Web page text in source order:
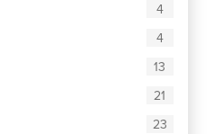
4
4
13
21
23